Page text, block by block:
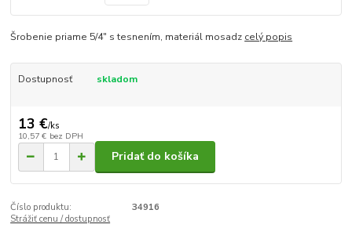
Šrobenie priame 5/4" s tesnením, materiál mosadz celý popis
Dostupnosť skladom
13 €/ks
10,57 € bez DPH
Pridať do košíka
Číslo produktu:
34916
Strážiť cenu / dostupnosť